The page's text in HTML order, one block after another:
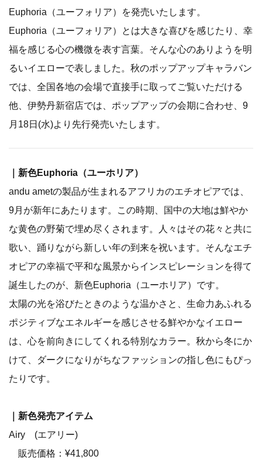
Euphoria（ユーフォリア）を発売いたします。
Euphoria（ユーフォリア）とは大きな喜びを感じたり、幸
福を感じる心の機微を表す言葉。そんな心のありようを明
るいイエローで表しました。秋のポップアップキャラバン
では、全国各地の会場で直接手に取ってご覧いただける
他、伊勢丹新宿店では、ポップアップの会期に合わせ、9
月18日(水)より先行発売いたします。
｜新色Euphoria（ユーホリア）
andu ametの製品が生まれるアフリカのエチオピアでは、
9月が新年にあたります。この時期、国中の大地は鮮やか
な黄色の野菊で埋め尽くされます。人々はその花々と共に
歌い、踊りながら新しい年の到来を祝います。そんなエチ
オピアの幸福で平和な風景からインスピレーションを得て
誕生したのが、新色Euphoria（ユーホリア）です。
太陽の光を浴びたときのような温かさと、生命力あふれる
ポジティブなエネルギーを感じさせる鮮やかなイエロー
は、心を前向きにしてくれる特別なカラー。秋から冬にか
けて、ダークになりがちなファッションの指し色にもぴっ
たりです。
｜新色発売アイテム
Airy (エアリー)
販売価格：¥41,800